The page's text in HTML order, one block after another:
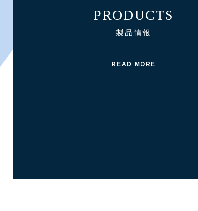
PRODUCTS
製品情報